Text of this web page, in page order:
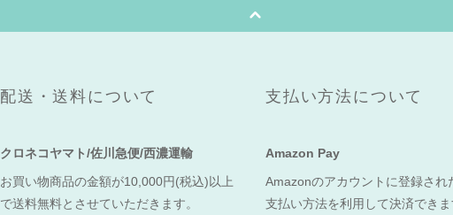
配送・送料について
クロネコヤマト/佐川急便/西濃運輸
お買い物商品の金額が10,000円(税込)以上
で送料無料とさせていただきます。
支払い方法について
Amazon Pay
Amazonのアカウントに登録され
支払い方法を利用して決済できま